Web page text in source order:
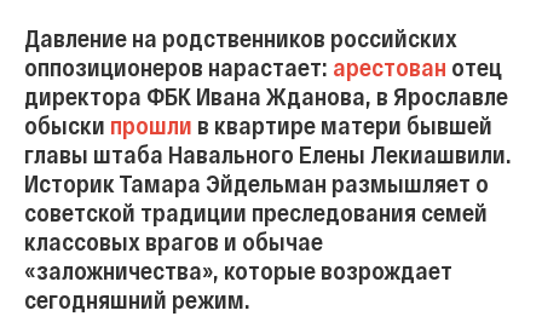
Давление на родственников российских
оппозиционеров нарастает: арестован отец
директора ФБК Ивана Жданова, в Ярославле
обыски прошли в квартире матери бывшей
главы штаба Навального Елены Лекиашвили.
Историк Тамара Эйдельман размышляет о
советской традиции преследования семей
классовых врагов и обычае
«заложничества», которые возрождает
сегодняшний режим.